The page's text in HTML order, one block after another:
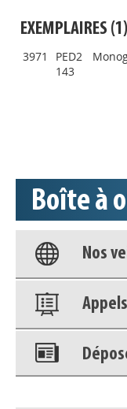
EXEMPLAIRES (1)
3971
PED2
143
Boîte à
Base
Nos